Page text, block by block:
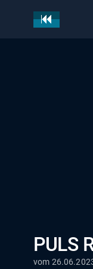
PULS
vom